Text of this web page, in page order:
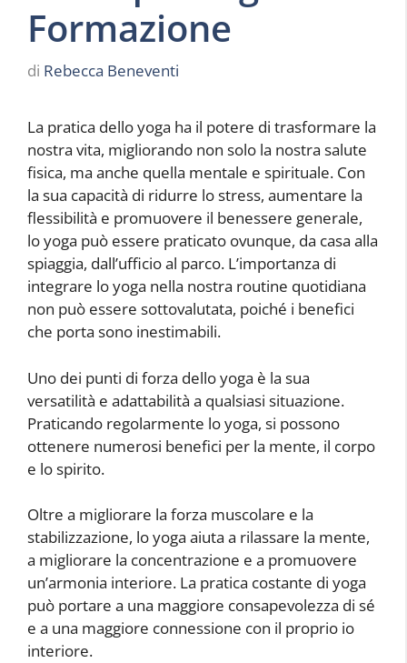
Formazione
di Rebecca Beneventi
La pratica dello yoga ha il potere di trasformare la
nostra vita, migliorando non solo la nostra salute
fisica, ma anche quella mentale e spirituale. Con
la sua capacità di ridurre lo stress, aumentare la
flessibilità e promuovere il benessere generale,
lo yoga può essere praticato ovunque, da casa alla
spiaggia, dall’ufficio al parco. L’importanza di
integrare lo yoga nella nostra routine quotidiana
non può essere sottovalutata, poiché i benefici
che porta sono inestimabili.
Uno dei punti di forza dello yoga è la sua
versatilità e adattabilità a qualsiasi situazione.
Praticando regolarmente lo yoga, si possono
ottenere numerosi benefici per la mente, il corpo
e lo spirito.
Oltre a migliorare la forza muscolare e la
stabilizzazione, lo yoga aiuta a rilassare la mente,
a migliorare la concentrazione e a promuovere
un’armonia interiore. La pratica costante di yoga
può portare a una maggiore consapevolezza di sé
e a una maggiore connessione con il proprio io
interiore.